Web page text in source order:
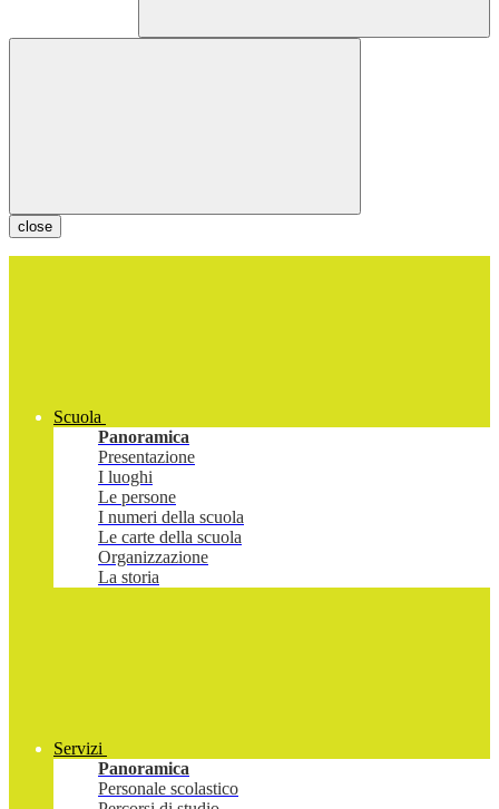
close
Scuola
Panoramica
Presentazione
I luoghi
Le persone
I numeri della scuola
Le carte della scuola
Organizzazione
La storia
Servizi
Panoramica
Personale scolastico